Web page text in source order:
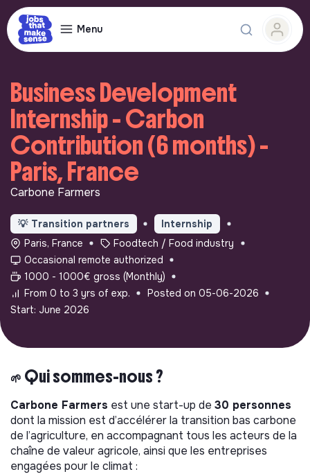
Menu
Business Development
Internship - Carbon
Contribution (6 months) -
Paris, France
Carbone Farmers
💡 Transition partners
Internship
Paris, France
Foodtech / Food industry
Occasional remote authorized
1000 - 1000€ gross (Monthly)
From 0 to 3 yrs of exp.
Posted on 05-06-2026
Start: June 2026
🌱 Qui sommes-nous ?
Carbone Farmers est une start-up de 30 personnes
dont la mission est d’accélérer la transition bas carbone
de l’agriculture, en accompagnant tous les acteurs de la
chaîne de valeur agricole, ainsi que les entreprises
engagées pour le climat :